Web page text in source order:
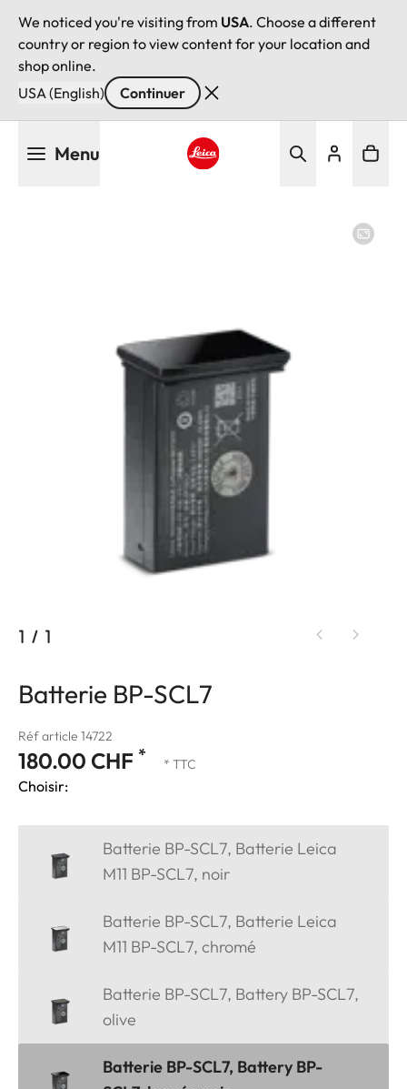
We noticed you're visiting from USA. Choose a different
country or region to view content for your location and
shop online.
USA (English)
Continuer
Menu
1 / 1
Batterie BP-SCL7
Réf article 14722
180.00 CHF * * TTC
Choisir:
Batterie BP-SCL7, Batterie Leica
M11 BP-SCL7, noir
Batterie BP-SCL7, Batterie Leica
M11 BP-SCL7, chromé
Batterie BP-SCL7, Battery BP-SCL7,
olive
Batterie BP-SCL7, Battery BP-